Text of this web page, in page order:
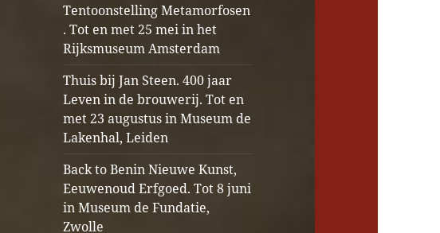
Tentoonstelling Metamorfosen
. Tot en met 25 mei in het
Rijksmuseum Amsterdam
Thuis bij Jan Steen. 400 jaar
Leven in de brouwerij. Tot en
met 23 augustus in Museum de
Lakenhal, Leiden
Back to Benin Nieuwe Kunst,
Eeuwenoud Erfgoed. Tot 8 juni
in Museum de Fundatie,
Zwolle